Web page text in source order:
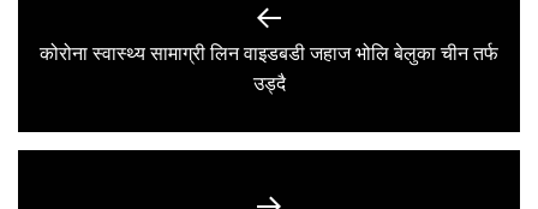
navigation
Previous
post:
कोरोना स्वास्थ्य सामाग्री लिन वाइडबडी जहाज भोलि बेलुका चीन तर्फ
उड्दै